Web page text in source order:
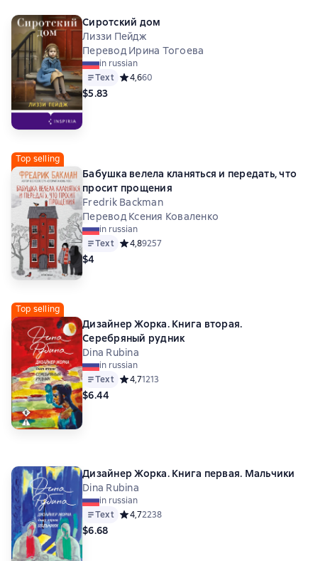
Сиротский дом
Лиззи Пейдж
Перевод Ирина Тогоева
in russian
Text Средний рейтинг 4,6 на основе 60 оценок
4,660
$5.83
Top selling
Бабушка велела кланяться и передать, что
просит прощения
Fredrik Backman
Перевод Ксения Коваленко
in russian
Text Средний рейтинг 4,8 на основе 9257 оценок
4,89257
$4
Top selling
Дизайнер Жорка. Книга вторая.
Серебряный рудник
Dina Rubina
in russian
Text Средний рейтинг 4,7 на основе 1213 оценок
4,71213
$6.44
Дизайнер Жорка. Книга первая. Мальчики
Dina Rubina
in russian
Text Средний рейтинг 4,7 на основе 2238 оценок
4,72238
$6.68